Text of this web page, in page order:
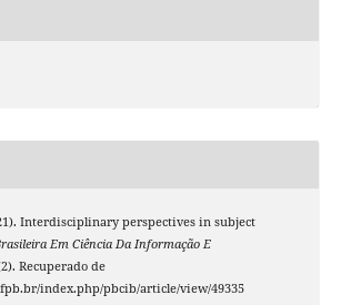
Interdisciplinary perspectives in subject
Em Ciência Da Informação E
Recuperado de
index.php/pbcib/article/view/49335